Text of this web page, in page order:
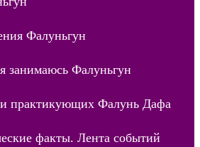
Фалуньгун
занимаюсь Фалуньгун
практикующих Фалунь Дафа
факты. Лента событий